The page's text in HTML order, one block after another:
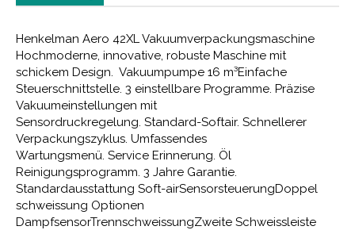
Henkelman Aero 42XL Vakuumverpackungsmaschine
Hochmoderne, innovative, robuste Maschine mit
schickem Design. Vakuumpumpe 16 m³Einfache
Steuerschnittstelle. 3 einstellbare Programme. Präzise
Vakuumeinstellungen mit
Sensordruckregelung. Standard-Softair. Schnellerer
Verpackungszyklus. Umfassendes
Wartungsmenü. Service Erinnerung. Öl
Reinigungsprogramm. 3 Jahre Garantie.
Standardausstattung Soft-airSensorsteuerungDoppel
schweissung Optionen
DampfsensorTrennschweissungZweite Schweissleiste